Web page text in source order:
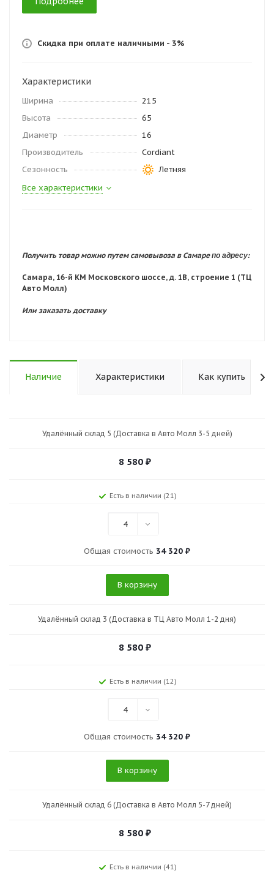
Скидка при оплате наличными - 3%
Характеристики
Ширина
215
Высота
65
Диаметр
16
Производитель
Cordiant
Сезонность
Летняя
Все характеристики
Получить товар можно путем самовывоза в Самарепо адресу:
Самара, 16-й КМ Московского шоссе, д. 1В, строение 1 (ТЦ
Авто Молл)
Или заказать доставку
Наличие Характеристики Как купить
Удалённый склад 5 (Доставка в Авто Молл 3-5 дней)
8 580 ₽
Есть в наличии (21)
4
Общая стоимость 34 320 ₽
В корзину
Удалённый склад 3 (Доставка в ТЦ Авто Молл 1-2 дня)
8 580 ₽
Есть в наличии (12)
4
Общая стоимость 34 320 ₽
В корзину
Удалённый склад 6 (Доставка в Авто Молл 5-7 дней)
8 580 ₽
Есть в наличии (41)